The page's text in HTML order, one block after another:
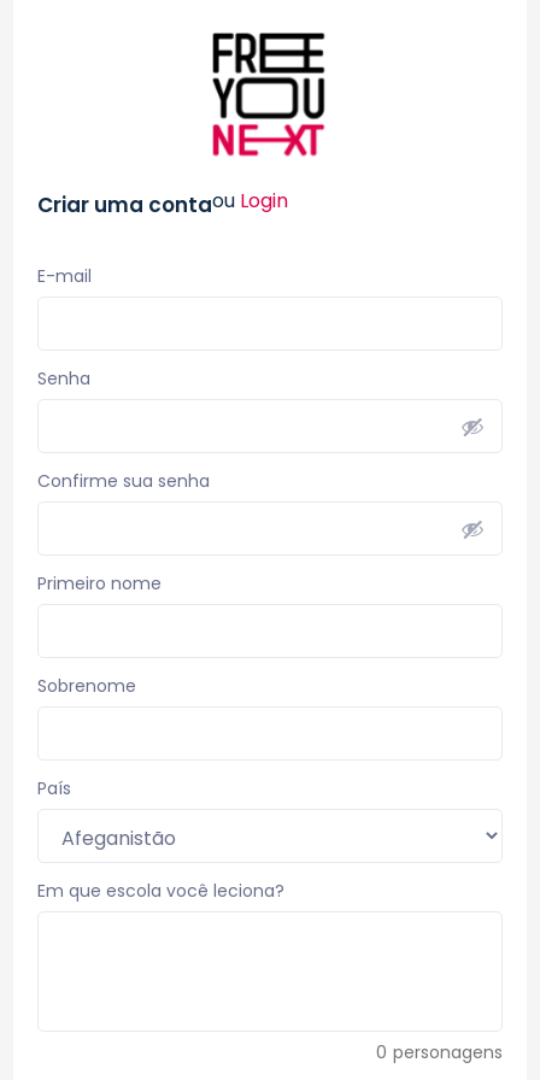
Criar uma contaou Login
E-mail
Senha
Confirme sua senha
Primeiro nome
Sobrenome
País
Em que escola você leciona?
0 personagens